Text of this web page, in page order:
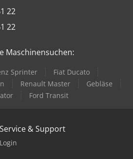
22
22
Maschinensuchen:
Sprinter
Fiat Ducato
Renault Master
Gebläse
Ford Transit
Service & Support
Login